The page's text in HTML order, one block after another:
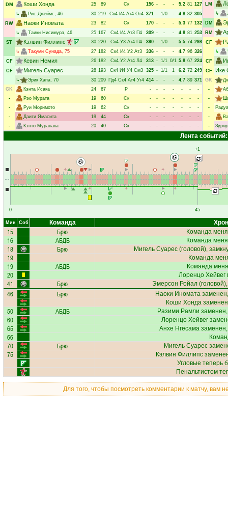
DM
Коши Хонда 25 89 Ск 156 - - - 5.2 81 127
↳
Рис Джеймс, 46 30 219 Ск4 И4 Ат4 От4 371 - 1/0 - 4.8 82 305
RW
Наоки Иномата 23 82 Ск 170 - - - 5.3 77 132
↳
Таики Нисимура, 46 25 167 Ск4 И4 Ат3 П4 309 - - - 4.8 81 253
ST
Кэлвин Филлипс 30 220 Ск4 У3 Ат4 П4 390 - 1/0 - 5.5 74 298
↳
Такуми Сунада, 75 27 182 Ск4 И4 У2 Ат3 336 - - - 4.7 96 326
CF
Кевин Немия 26 182 Ск4 У2 Ат4 Л4 313 - 1/1 0/1 5.8 67 224
CF
Мигель Суарес 28 193 Ск4 И4 У4 См3 325 - 1/1 1 6.2 72 249
↳
Эрик Хапа, 70 30 209 Пд4 Ск4 Ат4 Уг4 414 - - - 4.7 89 371
GK
Кэнта Исака 24 67 Р - - - - - -
-
-
Рэо Мурата 19 60 Ск - - - - - -
-
-
Руи Моримото 19 62 Ск - - - - - -
-
-
Даити Ямасита 19 44 Ск - - - - - -
-
-
Кэнто Муранака 20 40 Ск - - - - - - -
LM
↳
DM
RM
CF
↳
CF
CF Ике
GK
-
-
-
-
-
Лента событий:
0
+1
45
Мин Соб Команда
15 Брю Команда
16 АБДБ Команда
18 Брю Мигель Суарес (головой),
19 Команда
19 АБДБ Команда
20 Лоренцо Хейвег
41 Брю Эмерсон Ройал
46 Брю Наоки Иномата
Коши Хонда
50 АБДБ Разими Рамли
60 Лоренцо Хейвег
65 Анхе Нгесама
66
70 Брю Мигель Суарес
75 Кэлвин Филлипс
Угловые теперь
Пенальтистом
Для того, чтобы посмотреть комментарии к матчу, вам